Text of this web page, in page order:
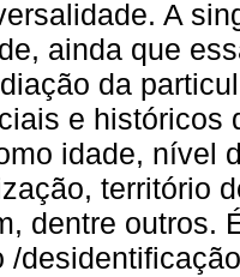
A
ainda que
da
e históricos
idade, nível
território
dentre outros.
/